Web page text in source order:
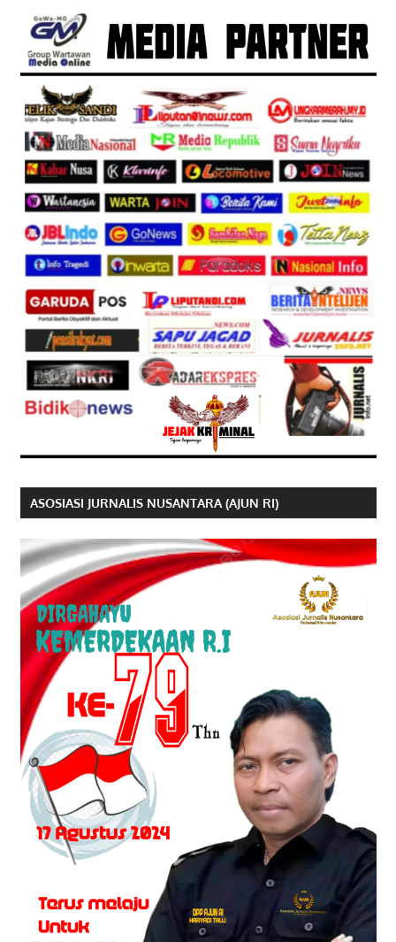
ASOSIASI JURNALIS NUSANTARA (AJUN RI)